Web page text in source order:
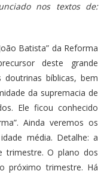
nos textos de:
Batista” da Reforma
deste grande
bíblicas, bem
da supremacia de
Ele ficou conhecido
Ainda veremos os
média. Detalhe: a
trimestre. O plano dos
próximo trimestre. Há